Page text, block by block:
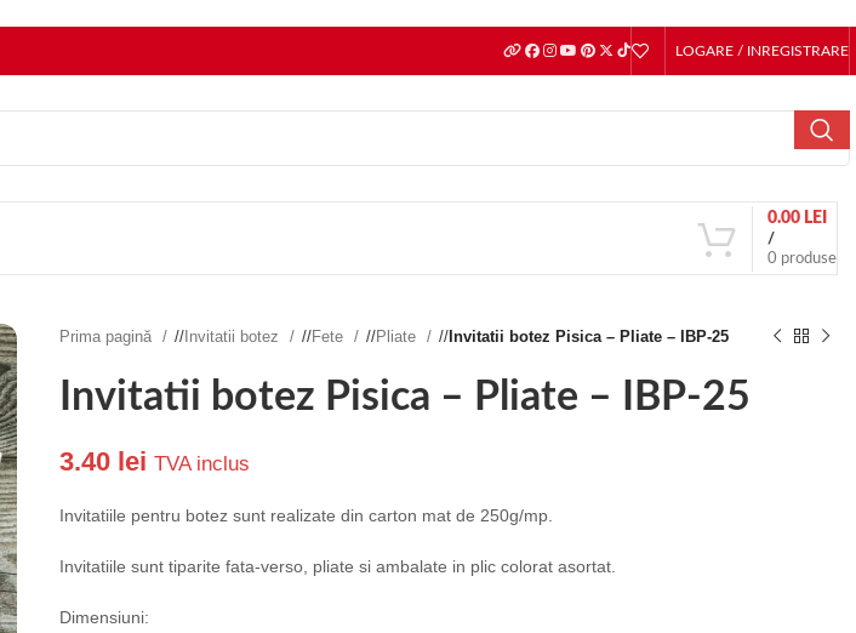
LOGARE / INREGISTRARE
0 produse
/
0.00 LEI
Prima pagină / Invitatii botez / Fete / Pliate / Invitatii botez Pisica – Pliate – IBP-25
Invitatii botez Pisica – Pliate – IBP-25
3.40 lei TVA inclus
Invitatiile pentru botez sunt realizate din carton mat de 250g/mp.
Invitatiile sunt tiparite fata-verso, pliate si ambalate in plic colorat asortat.
Dimensiuni: